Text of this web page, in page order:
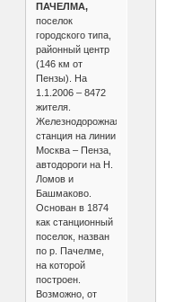
ПАЧЕЛМА,
поселок
городского типа,
районный центр
(146 км от
Пензы). На
1.1.2006 – 8472
жителя.
Железнодорожная
станция на линии
Москва – Пенза,
автодороги на Н.
Ломов и
Башмаково.
Основан в 1874
как станционный
поселок, назван
по р. Пачелме,
на которой
построен.
Возможно, от